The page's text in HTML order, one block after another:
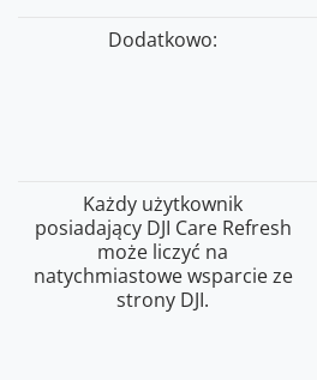
Dodatkowo:
Każdy użytkownik
posiadający DJI Care Refresh
może liczyć na
natychmiastowe wsparcie ze
strony DJI.